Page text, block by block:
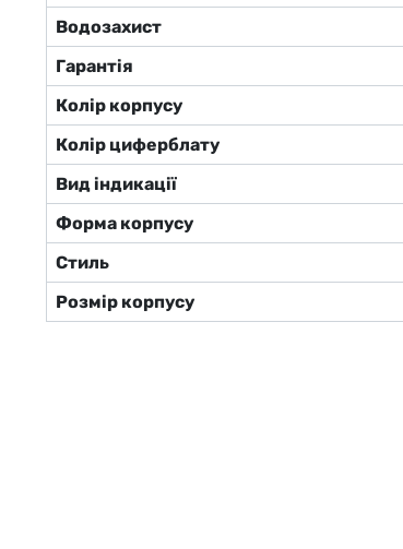
Водозахист
Гарантія
Колір корпусу
Колір циферблату
Вид індикації
Форма корпусу
Стиль
Розмір корпусу